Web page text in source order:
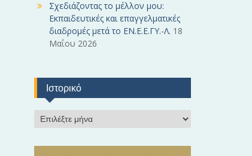
Σχεδιάζοντας το μέλλον μου:
Εκπαιδευτικές και επαγγελματικές
διαδρομές μετά το ΕΝ.Ε.Ε.ΓΥ.-Λ. 18
Μαΐου 2026
Ιστορικό